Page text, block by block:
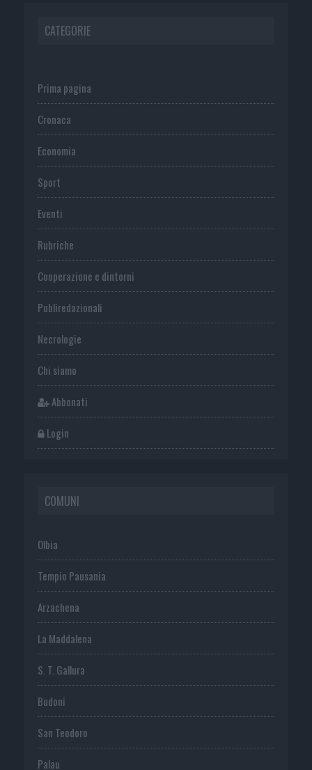
CATEGORIE
Prima pagina
Cronaca
Economia
Sport
Eventi
Rubriche
Cooperazione e dintorni
Publiredazionali
Necrologie
Chi siamo
Abbonati
Login
COMUNI
Olbia
Tempio Pausania
Arzachena
La Maddalena
S. T. Gallura
Budoni
San Teodoro
Palau